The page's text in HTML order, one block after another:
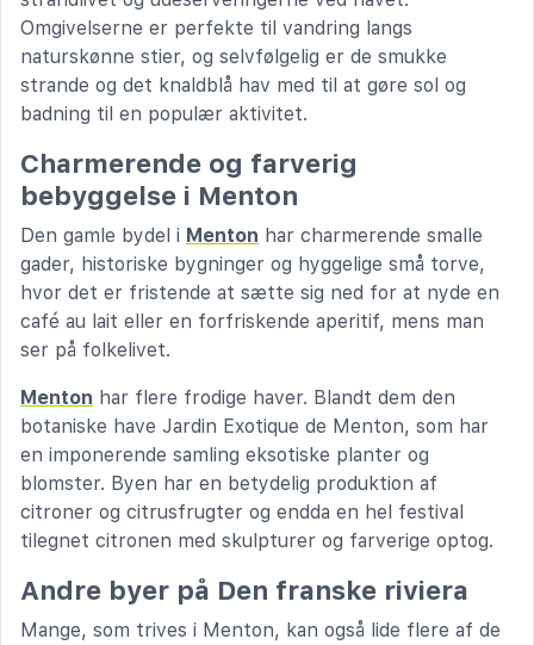
Omgivelserne er perfekte til vandring langs
naturskønne stier, og selvfølgelig er de smukke
strande og det knaldblå hav med til at gøre sol og
badning til en populær aktivitet.
Charmerende og farverig
bebyggelse i Menton
Den gamle bydel i Menton har charmerende smalle
gader, historiske bygninger og hyggelige små torve,
hvor det er fristende at sætte sig ned for at nyde en
café au lait eller en forfriskende aperitif, mens man
ser på folkelivet.
Menton har flere frodige haver. Blandt dem den
botaniske have Jardin Exotique de Menton, som har
en imponerende samling eksotiske planter og
blomster. Byen har en betydelig produktion af
citroner og citrusfrugter og endda en hel festival
tilegnet citronen med skulpturer og farverige optog.
Andre byer på Den franske riviera
Mange, som trives i Menton, kan også lide flere af de